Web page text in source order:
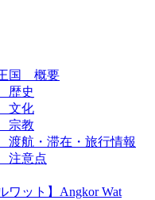
国 概要
歴史
文化
宗教
航・滞在・旅行情報
注意点
ワット】Angkor Wat